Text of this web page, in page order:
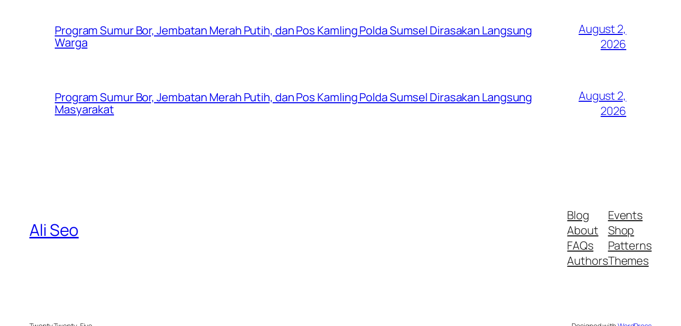
Program Sumur Bor, Jembatan Merah Putih, dan Pos Kamling Polda Sumsel Dirasakan Langsung
Warga
August 2,
2026
Program Sumur Bor, Jembatan Merah Putih, dan Pos Kamling Polda Sumsel Dirasakan Langsung
Masyarakat
August 2,
2026
Ali Seo
Blog
About
FAQs
Authors
Events
Shop
Patterns
Themes